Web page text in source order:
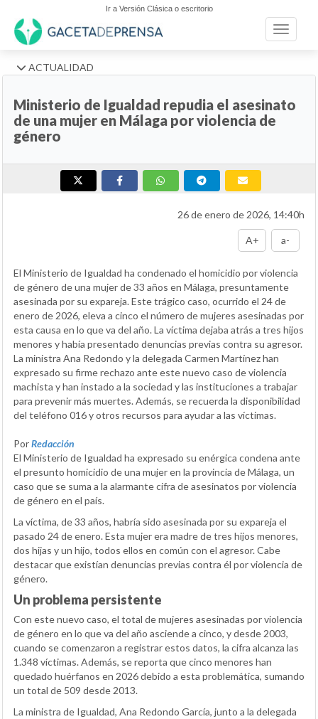
Ir a Versión Clásica o escritorio
Toggle
ACTUALIDAD
Ministerio de Igualdad repudia el asesinato
de una mujer en Málaga por violencia de
género
26 de enero de 2026, 14:40h
A+ a-
El Ministerio de Igualdad ha condenado el homicidio por violencia
de género de una mujer de 33 años en Málaga, presuntamente
asesinada por su expareja. Este trágico caso, ocurrido el 24 de
enero de 2026, eleva a cinco el número de mujeres asesinadas por
esta causa en lo que va del año. La víctima dejaba atrás a tres hijos
menores y había presentado denuncias previas contra su agresor.
La ministra Ana Redondo y la delegada Carmen Martínez han
expresado su firme rechazo ante este nuevo caso de violencia
machista y han instado a la sociedad y las instituciones a trabajar
para prevenir más muertes. Además, se recuerda la disponibilidad
del teléfono 016 y otros recursos para ayudar a las víctimas.
PorRedacción
El Ministerio de Igualdad ha expresado su enérgica condena ante
el presunto homicidio de una mujer en la provincia de Málaga, un
caso que se suma a la alarmante cifra de asesinatos por violencia
de género en el país.
La víctima, de 33 años, habría sido asesinada por su expareja el
pasado 24 de enero. Esta mujer era madre de tres hijos menores,
dos hijas y un hijo, todos ellos en común con el agresor. Cabe
destacar que existían denuncias previas contra él por violencia de
género.
Un problema persistente
Con este nuevo caso, el total de mujeres asesinadas por violencia
de género en lo que va del año asciende a cinco, y desde 2003,
cuando se comenzaron a registrar estos datos, la cifra alcanza las
1.348 víctimas. Además, se reporta que cinco menores han
quedado huérfanos en 2026 debido a esta problemática, sumando
un total de 509 desde 2013.
La ministra de Igualdad, Ana Redondo García, junto a la delegada